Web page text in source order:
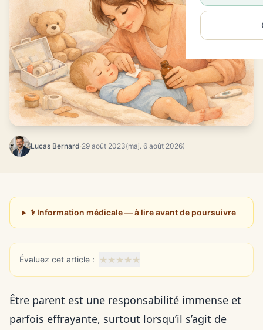
Lucas Bernard·29 août 2023(maj. 6 août 2026)
⚕️ Information médicale — à lire avant de poursuivre
Évaluez cet article : ★★★★★
Être parent est une responsabilité immense et
parfois effrayante, surtout lorsqu’il s’agit de